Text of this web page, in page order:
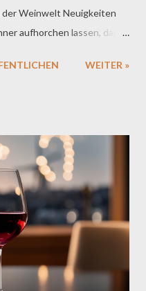
Weinwelt Neuigkeiten
aufhorchen lassen, dann
dann ist Staunen
notierten sich eifrig
für die Begeisterung? Ein
Niveau vinifiziert ist,
Frische, Eleganz, Struktur
Frucht, Säure und
del Hueco Rosado
– aber in einem Ton,
WEITER »